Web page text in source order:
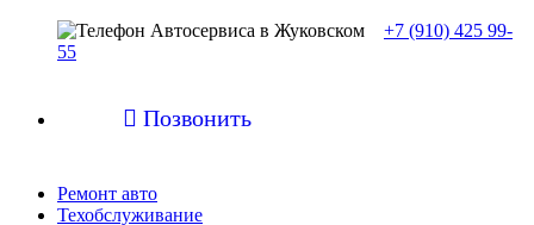
+7 (910) 425 99-
55
 Позвонить
Ремонт авто
Техобслуживание